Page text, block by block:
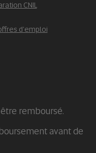
CNIL
d'emploi
remboursé.
avant de